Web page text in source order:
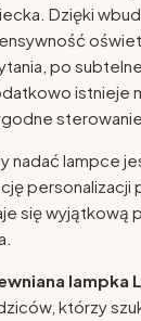
Dzięki
po
istnieje
nadać lampce
personalizacji
się wyjątkową
lampka
którzy